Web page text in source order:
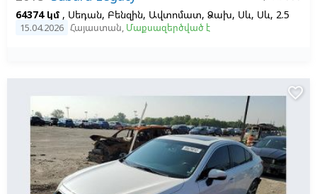
64374 կմ , Սեդան, Բենզին, Ավտոմատ, Ձախ, Սև, Սև, 2.5
15.04.2026 Հայաստան, Մաքսազերծված է
favorite_border